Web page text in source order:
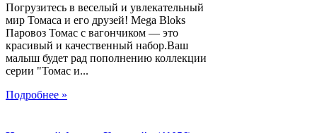
Погрузитесь в веселый и увлекательный
мир Томаса и его друзей! Mega Bloks
Паровоз Томас с вагончиком — это
красивый и качественный набор.Ваш
малыш будет рад пополнению коллекции
серии "Томас и...
Подробнее »